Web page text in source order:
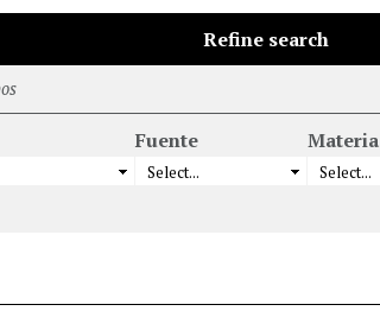
Refine search
Fuente Materia